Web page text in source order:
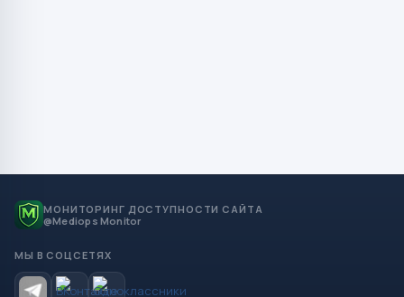
МОНИТОРИНГ ДОСТУПНОСТИ САЙТА
@Mediops Monitor
МЫ В СОЦСЕТЯХ